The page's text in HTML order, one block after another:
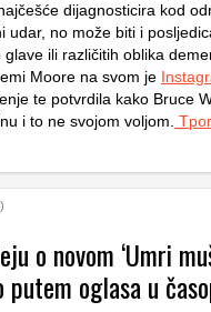
dijagnosticira kod
udar, no može biti i
glave ili različitih oblika
Moore na svom je
te potvrdila kako Bruce
i to ne svojom voljom.
o novom ‘Umri
oglasa u